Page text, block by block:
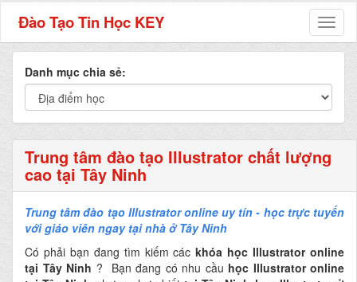
Đào Tạo Tin Học KEY
Danh mục chia sẻ:
Trung tâm đào tạo Illustrator chất lượng
cao tại Tây Ninh
Trung tâm đào tạo Illustrator online uy tín - học trực tuyến
với giáo viên ngay tại nhà ở Tây Ninh
Có phải bạn đang tìm kiếm cáckhóa học Illustrator online
tại Tây Ninh ? Bạn đang có nhu cầu học Illustrator online